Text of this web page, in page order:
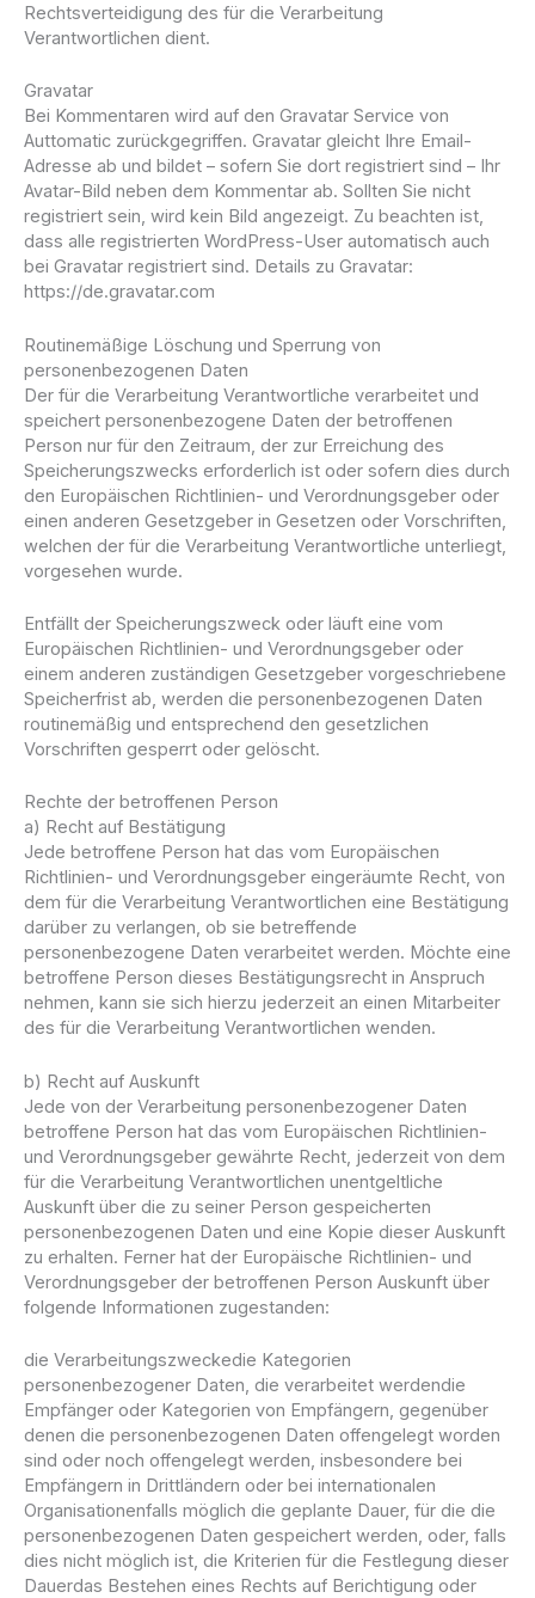
Rechtsverteidigung des für die Verarbeitung
Verantwortlichen dient.
Gravatar
Bei Kommentaren wird auf den Gravatar Service von
Auttomatic zurückgegriffen. Gravatar gleicht Ihre Email-
Adresse ab und bildet – sofern Sie dort registriert sind – Ihr
Avatar-Bild neben dem Kommentar ab. Sollten Sie nicht
registriert sein, wird kein Bild angezeigt. Zu beachten ist,
dass alle registrierten WordPress-User automatisch auch
bei Gravatar registriert sind. Details zu Gravatar:
https://de.gravatar.com
Routinemäßige Löschung und Sperrung von
personenbezogenen Daten
Der für die Verarbeitung Verantwortliche verarbeitet und
speichert personenbezogene Daten der betroffenen
Person nur für den Zeitraum, der zur Erreichung des
Speicherungszwecks erforderlich ist oder sofern dies durch
den Europäischen Richtlinien- und Verordnungsgeber oder
einen anderen Gesetzgeber in Gesetzen oder Vorschriften,
welchen der für die Verarbeitung Verantwortliche unterliegt,
vorgesehen wurde.
Entfällt der Speicherungszweck oder läuft eine vom
Europäischen Richtlinien- und Verordnungsgeber oder
einem anderen zuständigen Gesetzgeber vorgeschriebene
Speicherfrist ab, werden die personenbezogenen Daten
routinemäßig und entsprechend den gesetzlichen
Vorschriften gesperrt oder gelöscht.
Rechte der betroffenen Person
a) Recht auf Bestätigung
Jede betroffene Person hat das vom Europäischen
Richtlinien- und Verordnungsgeber eingeräumte Recht, von
dem für die Verarbeitung Verantwortlichen eine Bestätigung
darüber zu verlangen, ob sie betreffende
personenbezogene Daten verarbeitet werden. Möchte eine
betroffene Person dieses Bestätigungsrecht in Anspruch
nehmen, kann sie sich hierzu jederzeit an einen Mitarbeiter
des für die Verarbeitung Verantwortlichen wenden.
b) Recht auf Auskunft
Jede von der Verarbeitung personenbezogener Daten
betroffene Person hat das vom Europäischen Richtlinien-
und Verordnungsgeber gewährte Recht, jederzeit von dem
für die Verarbeitung Verantwortlichen unentgeltliche
Auskunft über die zu seiner Person gespeicherten
personenbezogenen Daten und eine Kopie dieser Auskunft
zu erhalten. Ferner hat der Europäische Richtlinien- und
Verordnungsgeber der betroffenen Person Auskunft über
folgende Informationen zugestanden:
die Verarbeitungszweckedie Kategorien
personenbezogener Daten, die verarbeitet werdendie
Empfänger oder Kategorien von Empfängern, gegenüber
denen die personenbezogenen Daten offengelegt worden
sind oder noch offengelegt werden, insbesondere bei
Empfängern in Drittländern oder bei internationalen
Organisationenfalls möglich die geplante Dauer, für die die
personenbezogenen Daten gespeichert werden, oder, falls
dies nicht möglich ist, die Kriterien für die Festlegung dieser
Dauerdas Bestehen eines Rechts auf Berichtigung oder